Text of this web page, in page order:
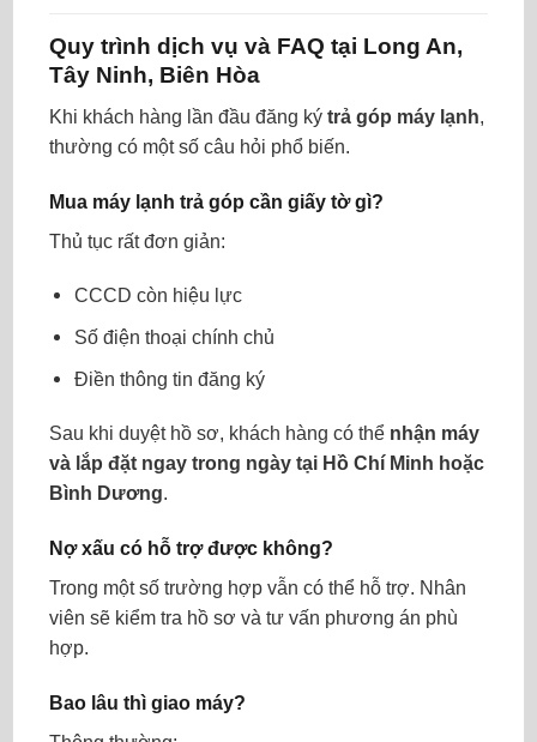
Quy trình dịch vụ và FAQ tại Long An,
Tây Ninh, Biên Hòa
Khi khách hàng lần đầu đăng ký trả góp máy lạnh,
thường có một số câu hỏi phổ biến.
Mua máy lạnh trả góp cần giấy tờ gì?
Thủ tục rất đơn giản:
CCCD còn hiệu lực
Số điện thoại chính chủ
Điền thông tin đăng ký
Sau khi duyệt hồ sơ, khách hàng có thể nhận máy
và lắp đặt ngay trong ngày tại Hồ Chí Minh hoặc
Bình Dương.
Nợ xấu có hỗ trợ được không?
Trong một số trường hợp vẫn có thể hỗ trợ. Nhân
viên sẽ kiểm tra hồ sơ và tư vấn phương án phù
hợp.
Bao lâu thì giao máy?